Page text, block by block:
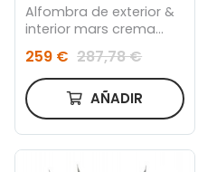
Alfombra de exterior &
interior mars crema
200x290
259 € 287,78 €
AÑADIR